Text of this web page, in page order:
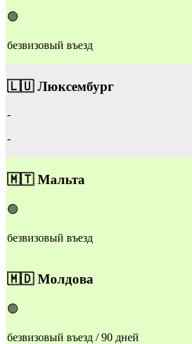
🟢
безвизовый въезд
🇱🇺Люксембург
-
-
🇲🇹Мальта
🟢
безвизовый въезд
🇲🇩Молдова
🟢
безвизовый въезд / 90 дней